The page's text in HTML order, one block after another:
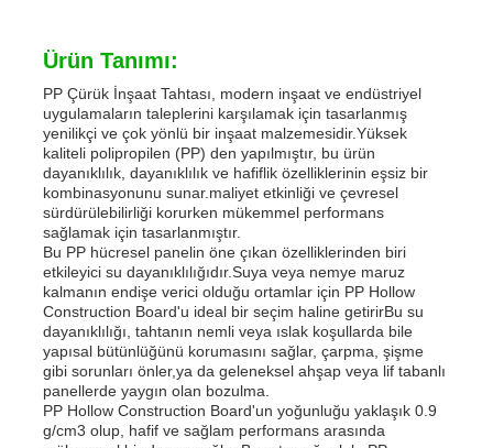
Ana sayfa
Ürünler
Hakkımızda
Ürün Tanımı:
PP Çürük İnşaat Tahtası, modern inşaat ve endüstriyel
uygulamaların taleplerini karşılamak için tasarlanmış
yenilikçi ve çok yönlü bir inşaat malzemesidir.Yüksek
kaliteli polipropilen (PP) den yapılmıştır, bu ürün
dayanıklılık, dayanıklılık ve hafiflik özelliklerinin eşsiz bir
kombinasyonunu sunar.maliyet etkinliği ve çevresel
sürdürülebilirliği korurken mükemmel performans
sağlamak için tasarlanmıştır.
Bu PP hücresel panelin öne çıkan özelliklerinden biri
etkileyici su dayanıklılığıdır.Suya veya nemye maruz
kalmanın endişe verici olduğu ortamlar için PP Hollow
Construction Board'u ideal bir seçim haline getirirBu su
dayanıklılığı, tahtanın nemli veya ıslak koşullarda bile
yapısal bütünlüğünü korumasını sağlar, çarpma, şişme
gibi sorunları önler,ya da geleneksel ahşap veya lif tabanlı
panellerde yaygın olan bozulma.
PP Hollow Construction Board'un yoğunluğu yaklaşık 0.9
g/cm3 olup, hafif ve sağlam performans arasında